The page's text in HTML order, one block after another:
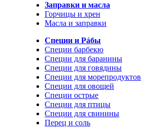
Заправки и масла
Горчицы и хрен
Масла и заправки
Специи и Рáбы
Специи барбекю
Специи для баранины
Специи для говядины
Специи для морепродуктов
Специи для овощей
Специи острые
Специи для птицы
Специи для свинины
Перец и соль